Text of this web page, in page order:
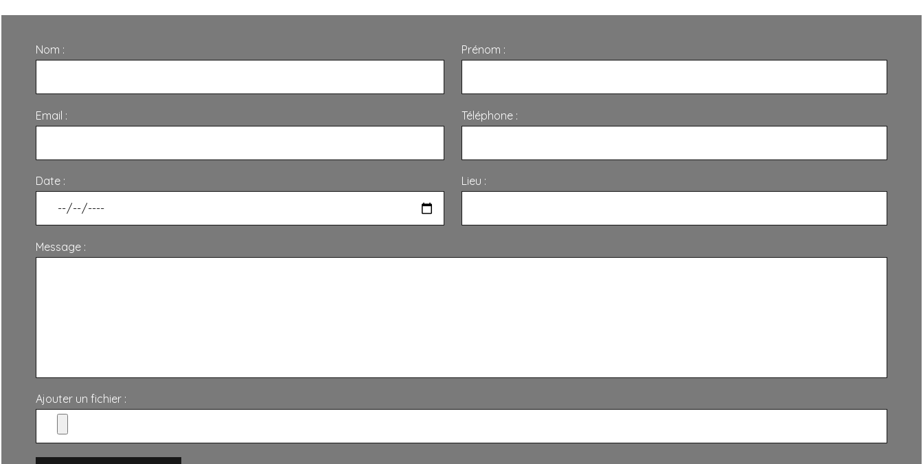
Nom : Prénom :
Email : Téléphone :
Date : Lieu :
Message :
Ajouter un fichier :